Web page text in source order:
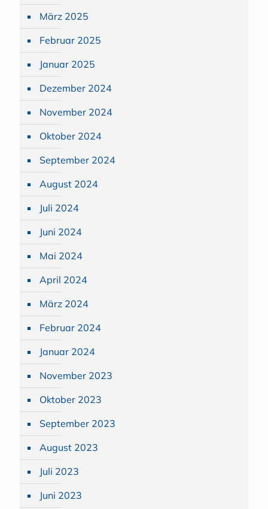
März 2025
Februar 2025
Januar 2025
Dezember 2024
November 2024
Oktober 2024
September 2024
August 2024
Juli 2024
Juni 2024
Mai 2024
April 2024
März 2024
Februar 2024
Januar 2024
November 2023
Oktober 2023
September 2023
August 2023
Juli 2023
Juni 2023